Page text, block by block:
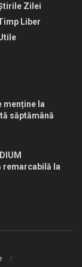
Zilei
Liber
menține la
săptămână
remarcabilă la